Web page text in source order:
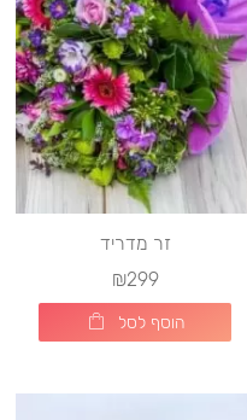
זר מדריד
₪299
הוסף לסל